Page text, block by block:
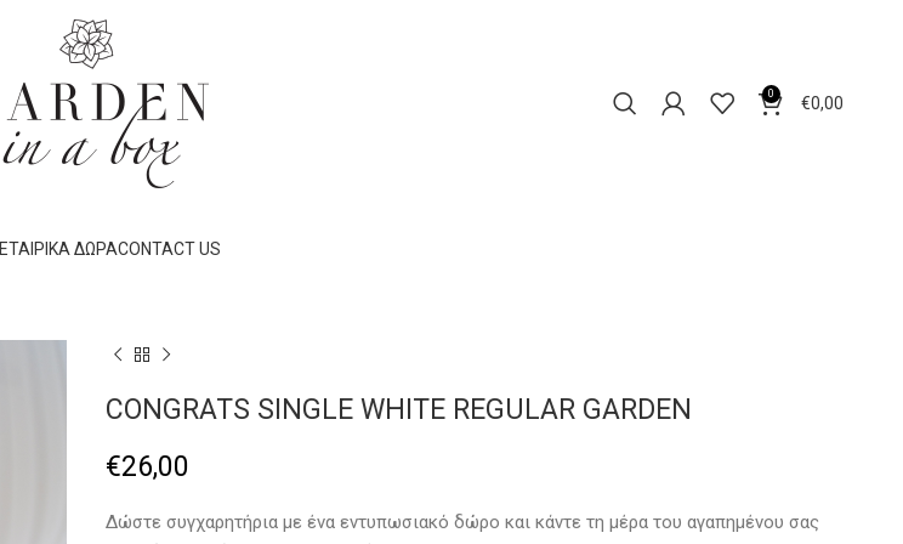
0 €0,00
ΕΤΑΙΡΙΚΆ ΔΏΡΑCONTACT US
CONGRATS SINGLE WHITE REGULAR GARDEN
€26,00
Δώστε συγχαρητήρια με ένα εντυπωσιακό δώρο και κάντε τη μέρα του αγαπημένου σας